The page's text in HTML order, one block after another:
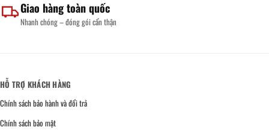
Giao hàng toàn quốc
Nhanh chóng – đóng gói cẩn thận
HỖ TRỢ KHÁCH HÀNG
Chính sách bảo hành và đổi trả
Chính sách bảo mật